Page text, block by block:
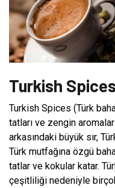
Turkish
Turkish Spices (Türk
tatları ve zengin
arkasındaki büyük sır,
Türk mutfağına özgü
tatlar ve kokular katar.
çeşitliliği nedeniyle